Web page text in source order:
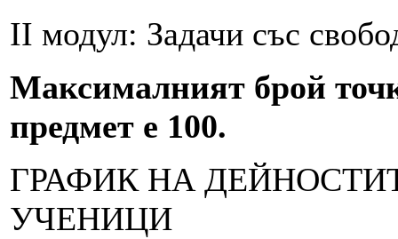
II модул: Задачи със
Максималният брой
предмет е 100.
ГРАФИК НА
УЧЕНИЦИ